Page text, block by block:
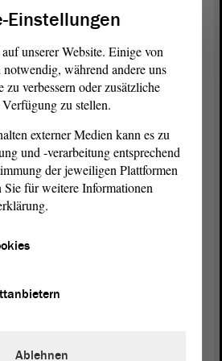
unterstützen Prozesse, aber
es um ganz persönliche
das Vis-à-vis, das
ich Ihnen gern einen weiteren
Sozialverband Deutschland
Jahr, also unter genau
von Widerspruchsverfahren bei
gibt. Das ist auch auf die
zurückzuführen.
Die Folge ist eine steigende
Einstellungen
unserer Website. Einige von
während andere uns
zu verbessern oder zusätzliche
zu stellen.
externer Medien kann es zu
und -verarbeitung entsprechend
der jeweiligen Plattformen
für weitere Informationen
Ablehnen